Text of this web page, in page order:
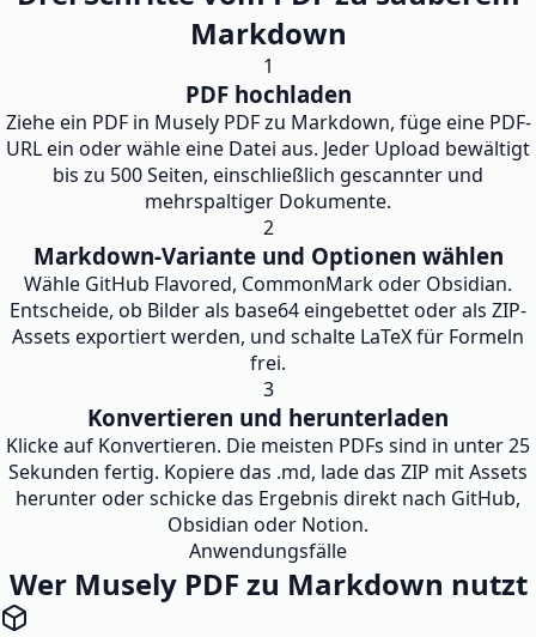
Markdown
1
PDF hochladen
Ziehe ein PDF in Musely PDF zu Markdown, füge eine PDF-
URL ein oder wähle eine Datei aus. Jeder Upload bewältigt
bis zu 500 Seiten, einschließlich gescannter und
mehrspaltiger Dokumente.
2
Markdown-Variante und Optionen wählen
Wähle GitHub Flavored, CommonMark oder Obsidian.
Entscheide, ob Bilder als base64 eingebettet oder als ZIP-
Assets exportiert werden, und schalte LaTeX für Formeln
frei.
3
Konvertieren und herunterladen
Klicke auf Konvertieren. Die meisten PDFs sind in unter 25
Sekunden fertig. Kopiere das .md, lade das ZIP mit Assets
herunter oder schicke das Ergebnis direkt nach GitHub,
Obsidian oder Notion.
Anwendungsfälle
Wer Musely PDF zu Markdown nutzt